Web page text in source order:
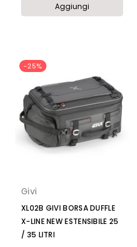
Aggiungi
-25%
Givi
XL02B GIVI BORSA DUFFLE
X-LINE NEW ESTENSIBILE 25
/ 35 LITRI